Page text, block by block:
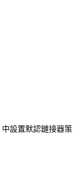
中設置默認鏈接器策